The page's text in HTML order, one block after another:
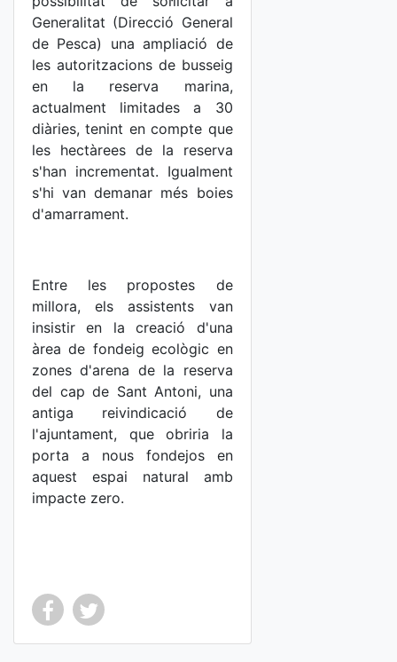
Generalitat (Direcció General
de Pesca) una ampliació de
les autoritzacions de busseig
en la reserva marina,
actualment limitades a 30
diàries, tenint en compte que
les hectàrees de la reserva
s'han incrementat. Igualment
s'hi van demanar més boies
d'amarrament.
Entre les propostes de
millora, els assistents van
insistir en la creació d'una
àrea de fondeig ecològic en
zones d'arena de la reserva
del cap de Sant Antoni, una
antiga reivindicació de
l'ajuntament, que obriria la
porta a nous fondejos en
aquest espai natural amb
impacte zero.
Co Co